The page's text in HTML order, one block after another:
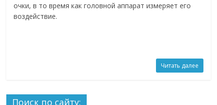
очки, в то время как головной аппарат измеряет его
воздействие.
Читать далее
Поиск по сайту: